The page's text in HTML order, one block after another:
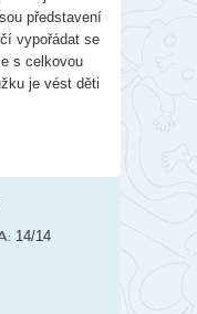
představení
vypořádat se
s celkovou
je vést děti
14/14